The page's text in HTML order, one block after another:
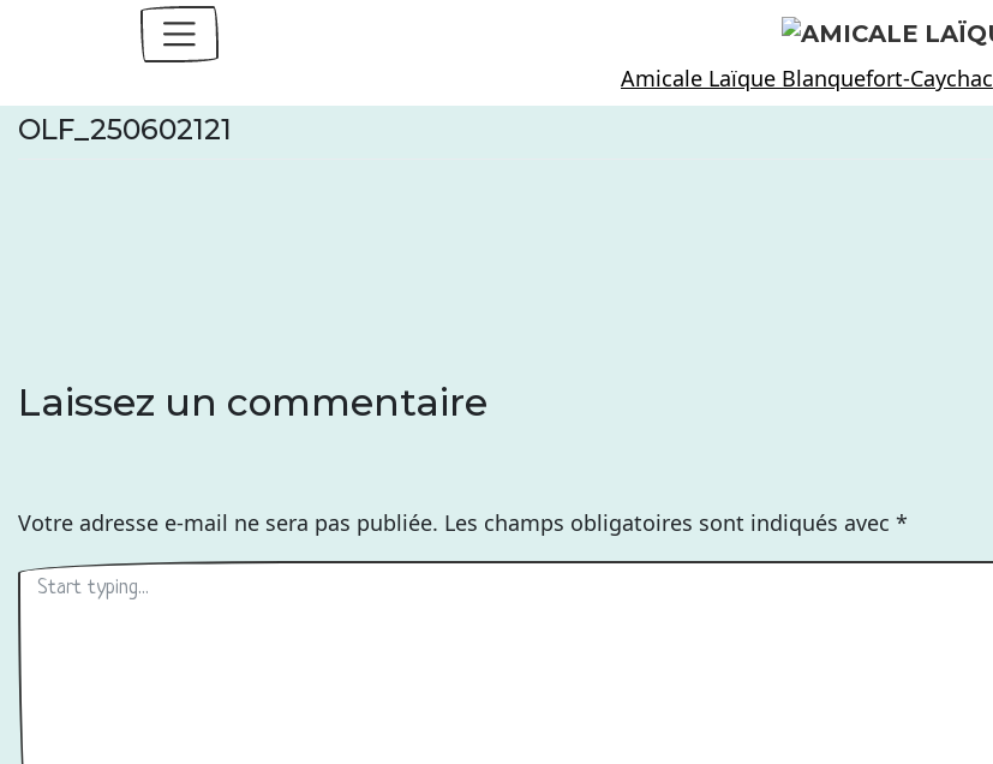
Amicale Laïque Blanquefort-Caychac
OLF_250602121
Laissez un commentaire
Votre adresse e-mail ne sera pas publiée. Les champs obligatoires sont indiqués avec *